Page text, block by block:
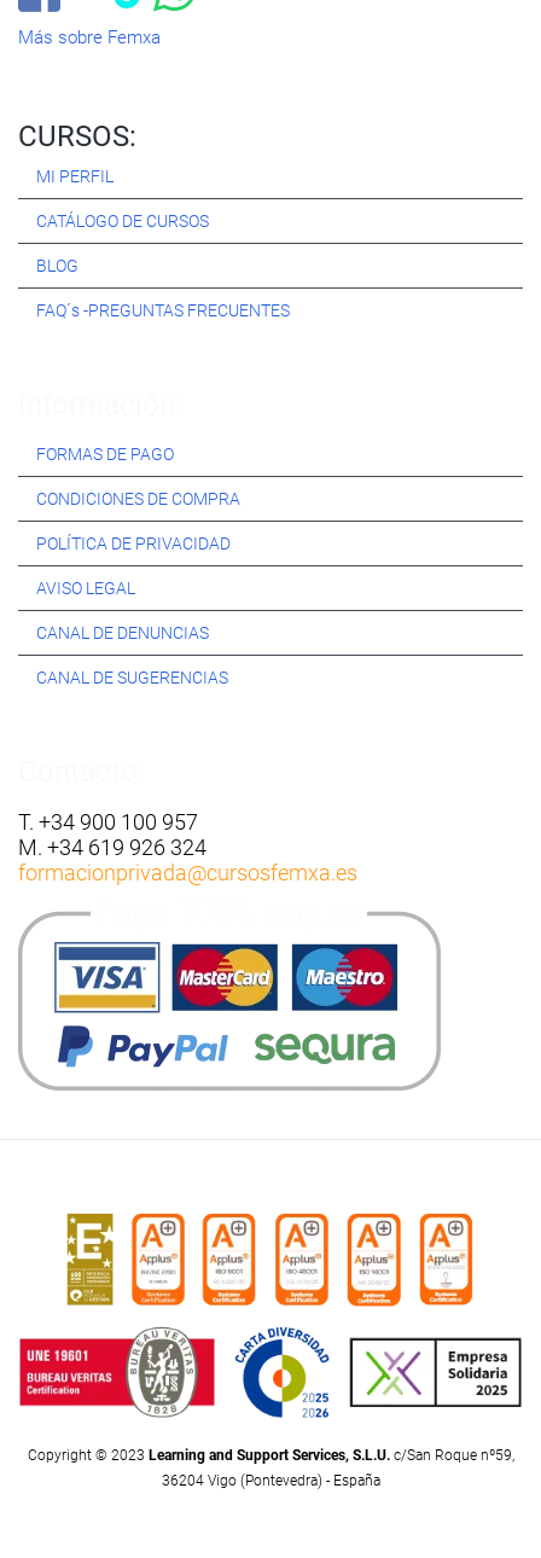
Más sobre Femxa
CURSOS:
MI PERFIL
CATÁLOGO DE CURSOS
BLOG
FAQ´s -PREGUNTAS FRECUENTES
FORMAS DE PAGO
CONDICIONES DE COMPRA
POLÍTICA DE PRIVACIDAD
AVISO LEGAL
CANAL DE DENUNCIAS
CANAL DE SUGERENCIAS
T. +34 900 100 957
M. +34 619 926 324
formacionprivada@cursosfemxa.es
Copyright © 2023 Learning and Support Services, S.L.U.c/San Roque nº59,
36204 Vigo (Pontevedra) - España